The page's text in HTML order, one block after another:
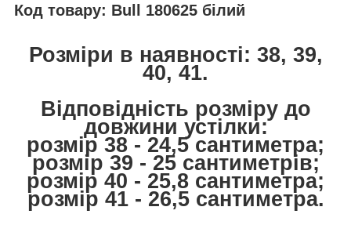
Код товару: Bull 180625 білий
Розміри в наявності: 38, 39,
40, 41.
Відповідність розміру до
довжини устілки:
розмір 38 - 24,5 сантиметра;
розмір 39 - 25 сантиметрів;
розмір 40 - 25,8 сантиметра;
розмір 41 - 26,5 сантиметра.